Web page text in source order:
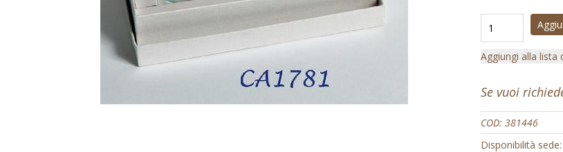
Aggiungi alla lista
Se vuoi
COD:381446
Disponibilità